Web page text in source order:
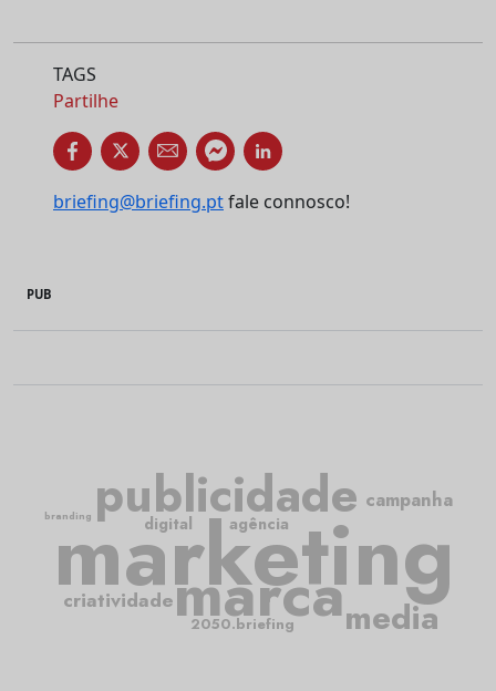
TAGS
Partilhe
briefing@briefing.ptfale connosco!
PUB
marketing
publicidade
marca
criatividade
campanha
media
agência
digital
2050.briefing
branding